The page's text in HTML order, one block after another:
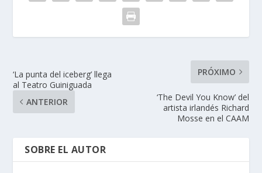
‘La punta del iceberg’ llega
al Teatro Guiniguada
ANTERIOR
PRÓXIMO
‘The Devil You Know’ del
artista irlandés Richard
Mosse en el CAAM
SOBRE EL AUTOR